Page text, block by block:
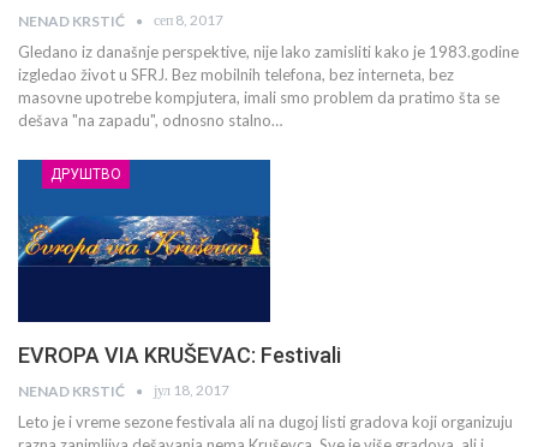
NENAD KRSTIĆ сеп 8, 2017
Gledano iz današnje perspektive, nije lako zamisliti kako je 1983.godine
izgledao život u SFRJ. Bez mobilnih telefona, bez interneta, bez
masovne upotrebe kompjutera, imali smo problem da pratimo šta se
dešava "na zapadu", odnosno stalno…
ДРУШТВО
EVROPA VIA KRUŠEVAC: Festivali
NENAD KRSTIĆ јул 18, 2017
Leto je i vreme sezone festivala ali na dugoj listi gradova koji organizuju